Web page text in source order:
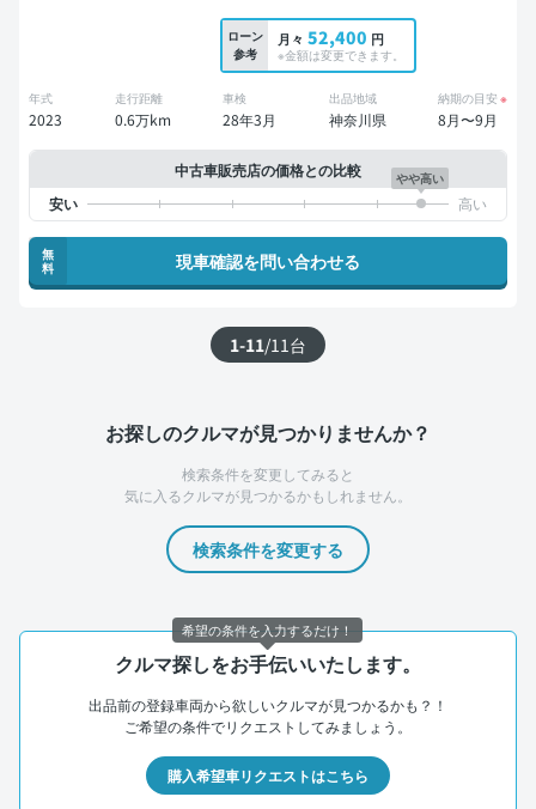
ローン
参考
月々 52,400 円
※金額は変更できます。
年式
2023
走行距離
0.6万km
車検
28年3月
出品地域
神奈川県
納期の目安 ※
8月〜9月
中古車販売店の価格との比較 やや高い
無
料
現車確認を問い合わせる
1-11/11台
お探しのクルマが見つかりませんか？
検索条件を変更してみると
気に入るクルマが見つかるかもしれません。
検索条件を変更する
クルマ探しをお手伝いいたします。
出品前の登録車両から欲しいクルマが見つかるかも？！
ご希望の条件でリクエストしてみましょう。
購入希望車リクエストはこちら
希望の条件を入力するだけ！